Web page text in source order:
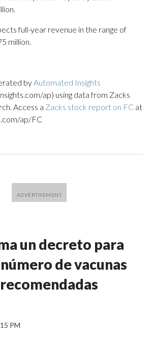
full-year revenue in the range of
million.
byAutomated Insights
ap) using data from Zacks
Access a Zacks stock report on FC at
ap/FC
un decreto para
de vacunas
PM